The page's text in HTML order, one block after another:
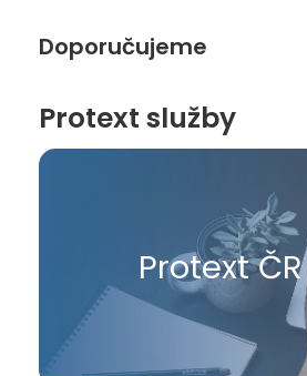
Doporučujeme
Protext služby
Protext ČR